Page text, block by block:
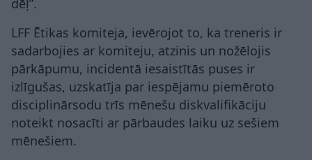
dēļ”.
LFF Ētikas komiteja, ievērojot to, ka treneris ir
sadarbojies ar komiteju, atzinis un nožēlojis
pārkāpumu, incidentā iesaistītās puses ir
izlīgušas, uzskatīja par iespējamu piemēroto
disciplinārsodu trīs mēnešu diskvalifikāciju
noteikt nosacīti ar pārbaudes laiku uz sešiem
mēnešiem.